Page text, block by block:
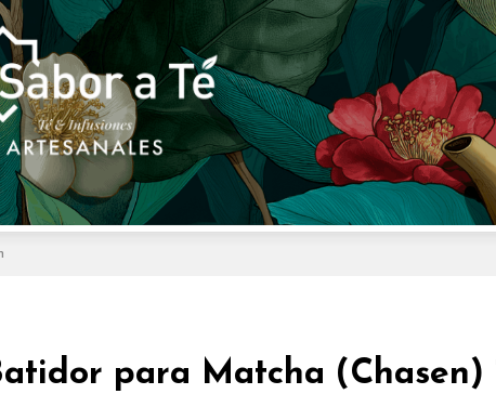
para Matcha (Chasen)